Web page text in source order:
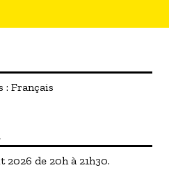
: Français
2026 de 20h à 21h30.